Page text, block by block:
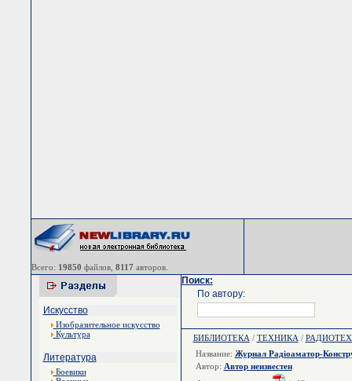
Всего: 19850 файлов, 8117 авторов.
Искусство
Изобразительное искусство
Культура
Литература
Боевики
Поиск:
По автору:
БИБЛИОТЕКА / ТЕХНИКА /
Название: Журнал Радiоаматор-
Автор: Автор неизвестен